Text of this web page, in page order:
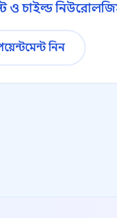
ও চাইল্ড
নিন